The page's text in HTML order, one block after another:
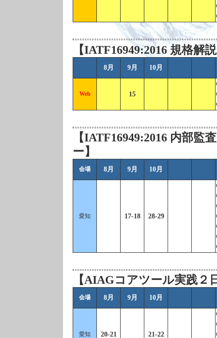
【IATF16949:2016 規格
8月 9月 10月
Web 15
【IATF16949:2016 内部
ー】
会場 8月 9月 10月
愛知 17-18 28-29
【AIAGコアツール実践
会場 8月 9月 10月
愛知 20-21 21-22